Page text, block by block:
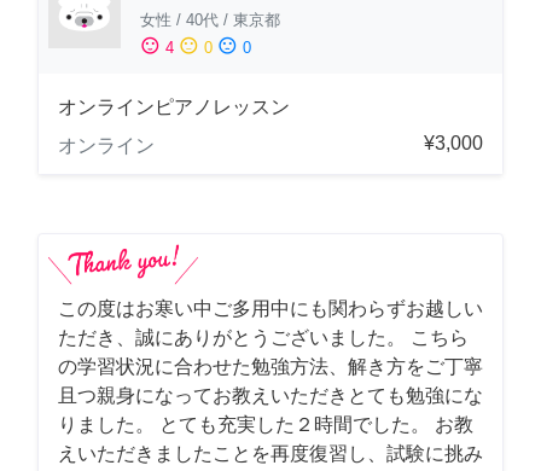
女性 / 40代 / 東京都
sentiment_satisfied 4 sentiment_neutral 0 sentiment_dissatisfied 0
オンラインピアノレッスン
オンライン
¥3,000
この度はお寒い中ご多用中にも関わらずお越しい
ただき、誠にありがとうございました。 こちら
の学習状況に合わせた勉強方法、解き方をご丁寧
且つ親身になってお教えいただきとても勉強にな
りました。 とても充実した２時間でした。 お教
えいただきましたことを再度復習し、試験に挑み